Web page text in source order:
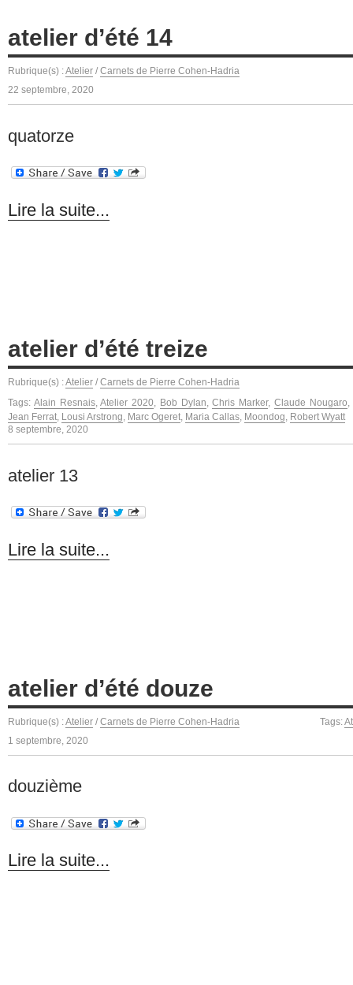
atelier d’été 14
Rubrique(s) :Atelier / Carnets de Pierre Cohen-Hadria
22 septembre, 2020
quatorze
Lire la suite...
atelier d’été treize
Rubrique(s) :Atelier / Carnets de Pierre Cohen-Hadria
Tags: Alain Resnais,Atelier 2020, Bob Dylan,Chris Marker, Claude Nougaro,
Jean Ferrat, Lousi Arstrong, Marc Ogeret, Maria Callas, Moondog, Robert Wyatt
8 septembre, 2020
atelier 13
Lire la suite...
atelier d’été douze
Rubrique(s) :Atelier / Carnets de Pierre Cohen-Hadria Tags:
1 septembre, 2020
douzième
Lire la suite...